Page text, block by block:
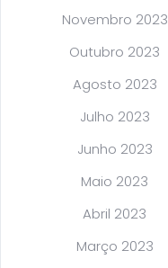
Novembro 2023
Outubro 2023
Agosto 2023
Julho 2023
Junho 2023
Maio 2023
Abril 2023
Março 2023